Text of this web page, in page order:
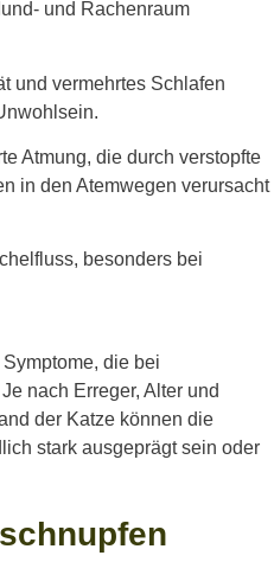
und Rachenraum
und vermehrtes Schlafen
Atmung, die durch verstopfte
in den Atemwegen verursacht
besonders bei
die bei
nach Erreger, Alter und
der Katze können die
stark ausgeprägt sein oder